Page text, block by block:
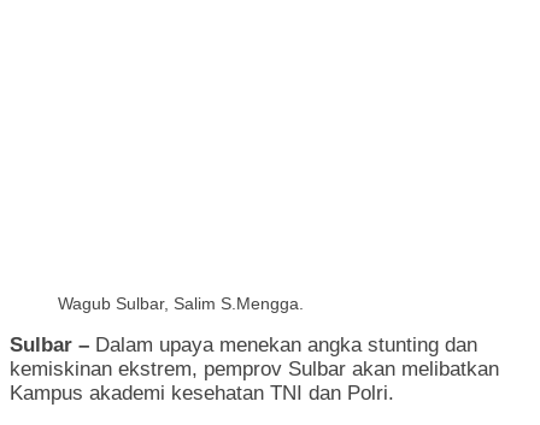
Wagub Sulbar, Salim S.Mengga.
Sulbar – Dalam upaya menekan angka stunting dan
kemiskinan ekstrem, pemprov Sulbar akan melibatkan
Kampus akademi kesehatan TNI dan Polri.